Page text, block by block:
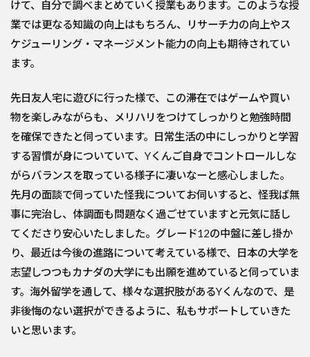
けて、自分で調べまとめていく授業もあります。このような授
業では更なる知識の向上はもちろん、リサーチ力の向上やス
ケジューリング・マネージメント能力の向上も期待されてい
ます。
先日友人宅に遊びに行った様で、この滞在ではゲームや買い
物を楽しみながらも、メリハリをつけてしっかりと勉強時間
を確保できたと伺っています。日常生活の中にしっかりと学習
する習慣が身についていて、Yくんご自身でコントロールしな
がらバランスを取っている様子に凄いなーと感心しました。
先月の面談で伺っていた怪我についてお伺いすると、怪我ば無
事に完治し、体調面も問題なく過ごせていますと元気に話し
てくださり安心いたしました。グレード12の中盤に差し掛か
り、最近は今後の進路について考えている様で、日本の大学を
志望しつつもカナダの大学にも出願を進めていると伺っていま
す。海外留学を通して、様々な選択肢があるYくんなので、是
非後悔のない選択ができるように、私もサポートしていきた
いと思います。